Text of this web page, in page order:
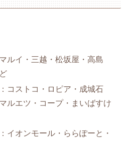
ルイ・三越・松坂屋・高島
コストコ・ロピア・成城石
ルエツ・コープ・まいばすけ
イオンモール・ららぽーと・